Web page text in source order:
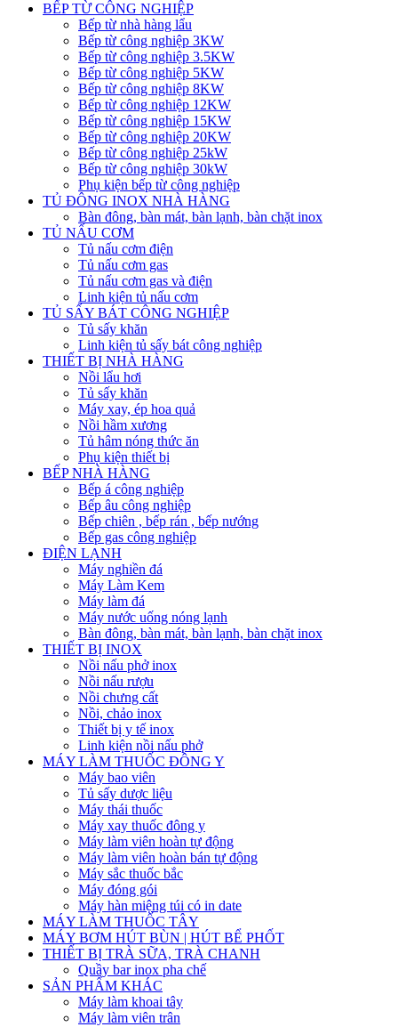
BẾP TỪ CÔNG NGHIỆP
Bếp từ nhà hàng lẩu
Bếp từ công nghiệp 3KW
Bếp từ công nghiệp 3.5KW
Bếp từ công nghiệp 5KW
Bếp từ công nghiệp 8KW
Bếp từ công nghiệp 12KW
Bếp từ công nghiệp 15KW
Bếp từ công nghiệp 20KW
Bếp từ công nghiệp 25kW
Bếp từ công nghiệp 30kW
Phụ kiện bếp từ công nghiệp
TỦ ĐÔNG INOX NHÀ HÀNG
Bàn đông, bàn mát, bàn lạnh, bàn chặt inox
TỦ NẤU CƠM
Tủ nấu cơm điện
Tủ nấu cơm gas
Tủ nấu cơm gas và điện
Linh kiện tủ nấu cơm
TỦ SẤY BÁT CÔNG NGHIỆP
Tủ sấy khăn
Linh kiện tủ sấy bát công nghiệp
THIẾT BỊ NHÀ HÀNG
Nồi lẩu hơi
Tủ sấy khăn
Máy xay, ép hoa quả
Nồi hầm xương
Tủ hâm nóng thức ăn
Phụ kiện thiết bị
BẾP NHÀ HÀNG
Bếp á công nghiệp
Bếp âu công nghiệp
Bếp chiên , bếp rán , bếp nướng
Bếp gas công nghiệp
ĐIỆN LẠNH
Máy nghiền đá
Máy Làm Kem
Máy làm đá
Máy nước uống nóng lạnh
Bàn đông, bàn mát, bàn lạnh, bàn chặt inox
THIẾT BỊ INOX
Nồi nấu phở inox
Nồi nấu rượu
Nồi chưng cất
Nồi, chảo inox
Thiết bị y tế inox
Linh kiện nồi nấu phở
MÁY LÀM THUỐC ĐÔNG Y
Máy bao viên
Tủ sấy dược liệu
Máy thái thuốc
Máy xay thuốc đông y
Máy làm viên hoàn tự động
Máy làm viên hoàn bán tự động
Máy sắc thuốc bắc
Máy đóng gói
Máy hàn miệng túi có in date
MÁY LÀM THUỐC TÂY
MÁY BƠM HÚT BÙN | HÚT BỂ PHỐT
THIẾT BỊ TRÀ SỮA, TRÀ CHANH
Quầy bar inox pha chế
SẢN PHẨM KHÁC
Máy làm khoai tây
Máy làm viên trân